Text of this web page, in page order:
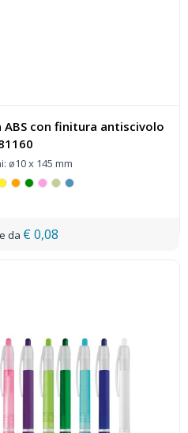
ABS con finitura antiscivolo
ø10 x 145 mm
€ 0,08